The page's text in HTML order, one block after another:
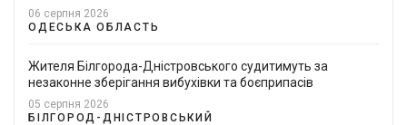
06 серпня 2026
ОДЕСЬКА ОБЛАСТЬ
Жителя Білгорода-Дністровського судитимуть за
незаконне зберігання вибухівки та боєприпасів
05 серпня 2026
БІЛГОРОД-ДНІСТРОВСЬКИЙ